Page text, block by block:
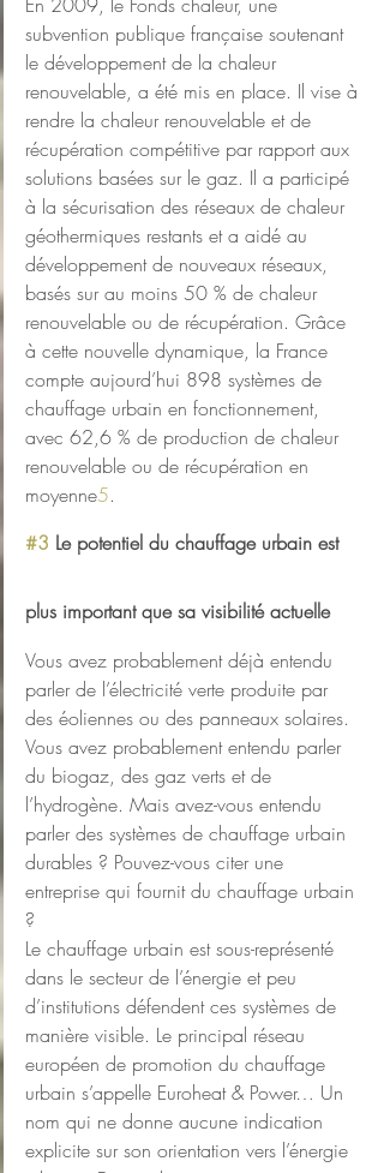
subvention publique française soutenant
le développement de la chaleur
renouvelable, a été mis en place. Il vise à
rendre la chaleur renouvelable et de
récupération compétitive par rapport aux
solutions basées sur le gaz. Il a participé
à la sécurisation des réseaux de chaleur
géothermiques restants et a aidé au
développement de nouveaux réseaux,
basés sur au moins 50 % de chaleur
renouvelable ou de récupération. Grâce
à cette nouvelle dynamique, la France
compte aujourd’hui 898 systèmes de
chauffage urbain en fonctionnement,
avec 62,6 % de production de chaleur
renouvelable ou de récupération en
moyenne5.
#3 Le potentiel du chauffage urbain est
plus important que sa visibilité actuelle
Vous avez probablement déjà entendu
parler de l’électricité verte produite par
des éoliennes ou des panneaux solaires.
Vous avez probablement entendu parler
du biogaz, des gaz verts et de
l’hydrogène. Mais avez-vous entendu
parler des systèmes de chauffage urbain
durables ? Pouvez-vous citer une
entreprise qui fournit du chauffage urbain
?
Le chauffage urbain est sous-représenté
dans le secteur de l’énergie et peu
d’institutions défendent ces systèmes de
manière visible. Le principal réseau
européen de promotion du chauffage
urbain s’appelle Euroheat & Power… Un
nom qui ne donne aucune indication
explicite sur son orientation vers l’énergie